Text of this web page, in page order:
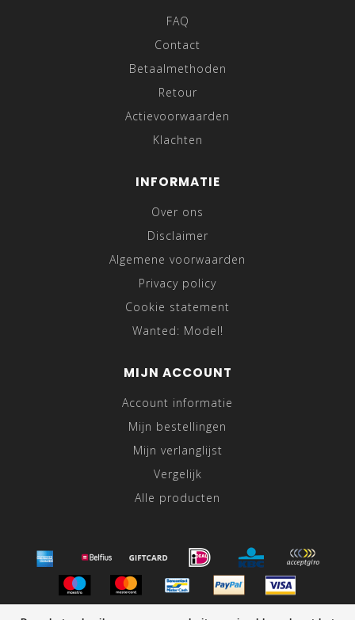
FAQ
Contact
Betaalmethoden
Retour
Actievoorwaarden
Klachten
INFORMATIE
Over ons
Disclaimer
Algemene voorwaarden
Privacy policy
Cookie statement
Wanted: Model!
MIJN ACCOUNT
Account informatie
Mijn bestellingen
Mijn verlanglijst
Vergelijk
Alle producten